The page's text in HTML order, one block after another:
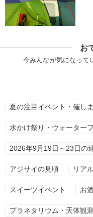
お
今みんなが気になって
夏の注目イベント・催し
水かけ祭り・ウォーター
2026年9月19日～23日の
アジサイの見頃 リア
スイーツイベント お
プラネタリウム・天体観測